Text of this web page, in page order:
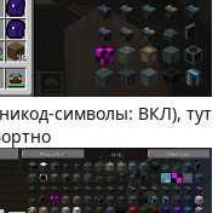
символы: ВКЛ), тут